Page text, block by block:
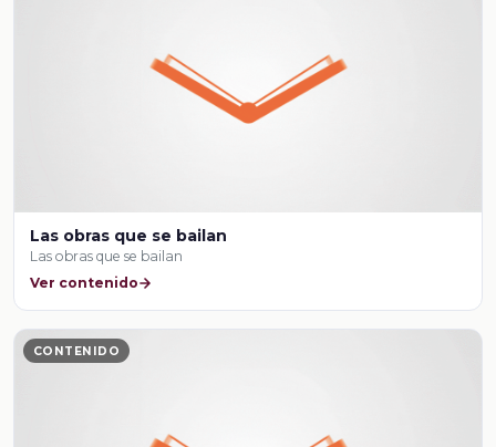
Las obras que se bailan
Las obras que se bailan
Ver contenido
CONTENIDO